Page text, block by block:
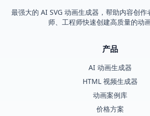
最强大的 AI SVG 动画生成器，帮助内容创
师、工程师快速创建高质量的动画
产品
AI 动画生成器
HTML 视频生成器
动画案例库
价格方案